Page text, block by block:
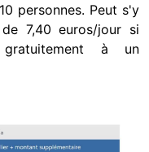
personnes. Peut s'y
7,40 euros/jour si
à un